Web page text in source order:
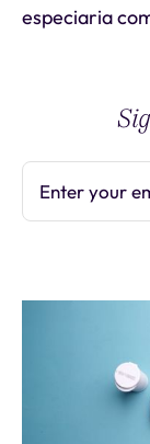
especiaria
Enter your